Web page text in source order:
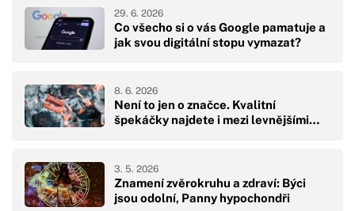
Co všecho si o vás Google pamatuje a
jak svou digitální stopu vymazat?
29. 6. 2026
Není to jen o značce. Kvalitní
špekáčky najdete i mezi levnějšími…
8. 6. 2026
Znamení zvěrokruhu a zdraví: Býci
jsou odolní, Panny hypochondři
3. 5. 2026